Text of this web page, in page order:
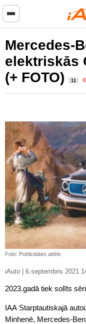
Mercedes-
elektriskās
(+ FOTO)
11
Foto: Publicitātes attēls
iAuto | 6.septembris 2021
2023.gadā tiek solīts
IAA Starptautiskajā
Minhenē, Mercedes-